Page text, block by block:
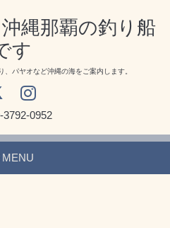
縄那覇の釣り船
す
パヤオなど沖縄の海をご案内します。
3792-0952
MENU